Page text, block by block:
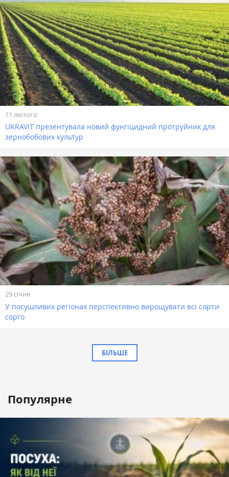
11 лютого
UKRAVIT презентувала новий фунгіцидний протруйник для
зернобобових культур
29 січня
У посушливих регіонах перспективно вирощувати всі сорти
сорго
БІЛЬШЕ
Популярне